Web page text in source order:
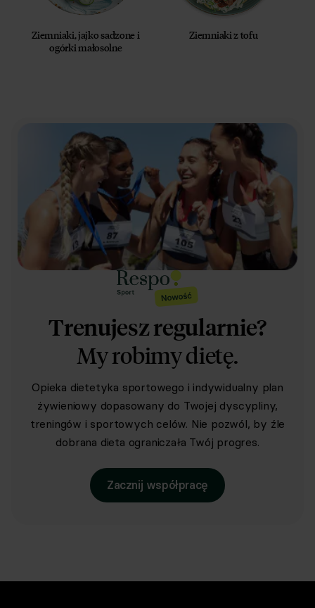
Ziemniaki, jajko sadzone i
ogórki małosolne
Ziemniaki z tofu
Trenujesz regularnie?
My robimy dietę.
Opieka dietetyka sportowego i indywidualny plan
żywieniowy dopasowany do Twojej dyscypliny,
treningów i sportowych celów. Nie pozwól, by źle
dobrana dieta ograniczała Twój progres.
Zacznij współpracę